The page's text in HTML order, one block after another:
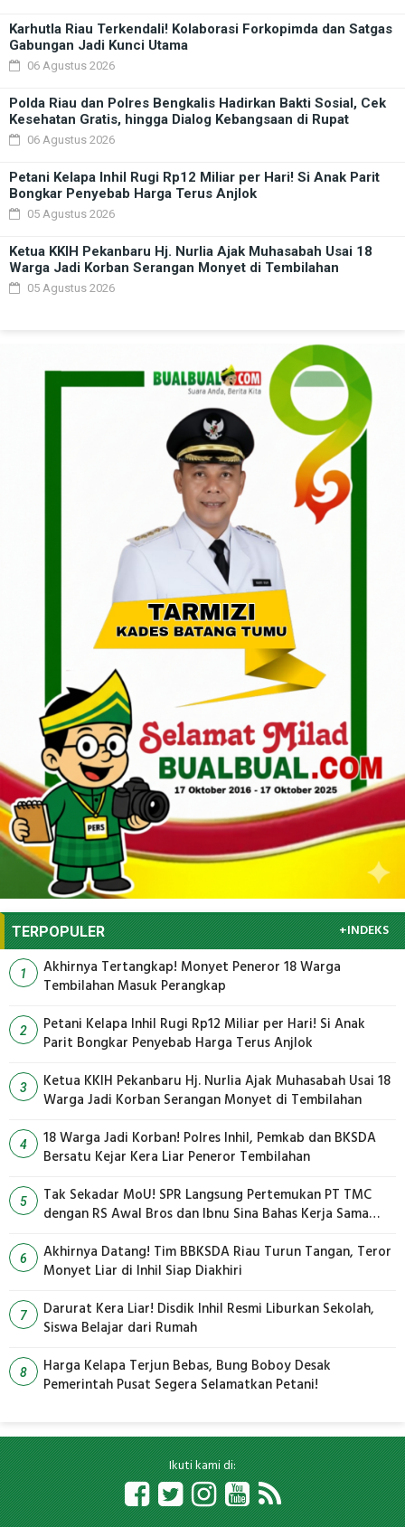
Karhutla Riau Terkendali! Kolaborasi Forkopimda dan Satgas
Gabungan Jadi Kunci Utama
06 Agustus 2026
Polda Riau dan Polres Bengkalis Hadirkan Bakti Sosial, Cek
Kesehatan Gratis, hingga Dialog Kebangsaan di Rupat
06 Agustus 2026
Petani Kelapa Inhil Rugi Rp12 Miliar per Hari! Si Anak Parit
Bongkar Penyebab Harga Terus Anjlok
05 Agustus 2026
Ketua KKIH Pekanbaru Hj. Nurlia Ajak Muhasabah Usai 18
Warga Jadi Korban Serangan Monyet di Tembilahan
05 Agustus 2026
TERPOPULER +INDEKS
1
Akhirnya Tertangkap! Monyet Peneror 18 Warga
Tembilahan Masuk Perangkap
2
Petani Kelapa Inhil Rugi Rp12 Miliar per Hari! Si Anak
Parit Bongkar Penyebab Harga Terus Anjlok
3
Ketua KKIH Pekanbaru Hj. Nurlia Ajak Muhasabah Usai 18
Warga Jadi Korban Serangan Monyet di Tembilahan
4
18 Warga Jadi Korban! Polres Inhil, Pemkab dan BKSDA
Bersatu Kejar Kera Liar Peneror Tembilahan
5
Tak Sekadar MoU! SPR Langsung Pertemukan PT TMC
dengan RS Awal Bros dan Ibnu Sina Bahas Kerja Sama
6
Akhirnya Datang! Tim BBKSDA Riau Turun Tangan, Teror
Monyet Liar di Inhil Siap Diakhiri
7
Darurat Kera Liar! Disdik Inhil Resmi Liburkan Sekolah,
Siswa Belajar dari Rumah
8
Harga Kelapa Terjun Bebas, Bung Boboy Desak
Pemerintah Pusat Segera Selamatkan Petani!
Ikuti kami di: